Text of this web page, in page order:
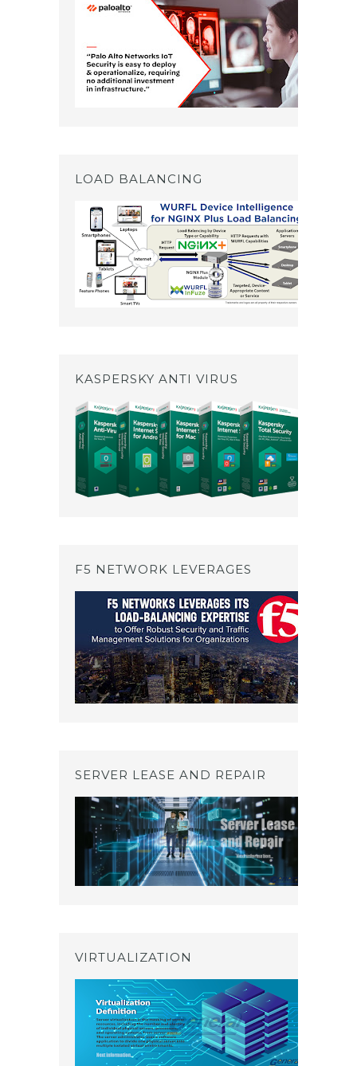
LOAD BALANCING
KASPERSKY ANTI VIRUS
F5 NETWORK LEVERAGES
SERVER LEASE AND REPAIR
VIRTUALIZATION